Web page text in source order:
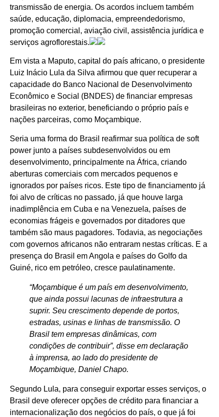
transmissão de energia. Os acordos incluem também
saúde, educação, diplomacia, empreendedorismo,
promoção comercial, aviação civil, assistência jurídica e
serviços agroflorestais.
Em vista a Maputo, capital do país africano, o presidente
Luiz Inácio Lula da Silva afirmou que quer recuperar a
capacidade do Banco Nacional de Desenvolvimento
Econômico e Social (BNDES) de financiar empresas
brasileiras no exterior, beneficiando o próprio país e
nações parceiras, como Moçambique.
Seria uma forma do Brasil reafirmar sua política de soft
power junto a países subdesenvolvidos ou em
desenvolvimento, principalmente na África, criando
aberturas comerciais com mercados pequenos e
ignorados por países ricos. Este tipo de financiamento já
foi alvo de críticas no passado, já que houve larga
inadimplência em Cuba e na Venezuela, países de
economias frágeis e governados por ditadores que
também são maus pagadores. Todavia, as negociações
com governos africanos não entraram nestas críticas. E a
presença do Brasil em Angola e países do Golfo da
Guiné, rico em petróleo, cresce paulatinamente.
“Moçambique é um país em desenvolvimento,
que ainda possui lacunas de infraestrutura a
suprir. Seu crescimento depende de portos,
estradas, usinas e linhas de transmissão. O
Brasil tem empresas dinâmicas, com
condições de contribuir”, disse em declaração
à imprensa, ao lado do presidente de
Moçambique, Daniel Chapo.
Segundo Lula, para conseguir exportar esses serviços, o
Brasil deve oferecer opções de crédito para financiar a
internacionalização dos negócios do país, o que já foi